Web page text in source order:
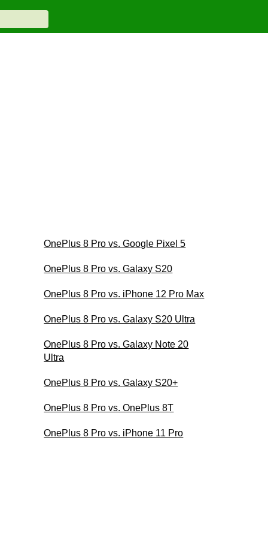
OnePlus 8 Pro vs. Google Pixel 5
OnePlus 8 Pro vs. Galaxy S20
OnePlus 8 Pro vs. iPhone 12 Pro Max
OnePlus 8 Pro vs. Galaxy S20 Ultra
OnePlus 8 Pro vs. Galaxy Note 20
Ultra
OnePlus 8 Pro vs. Galaxy S20+
OnePlus 8 Pro vs. OnePlus 8T
OnePlus 8 Pro vs. iPhone 11 Pro